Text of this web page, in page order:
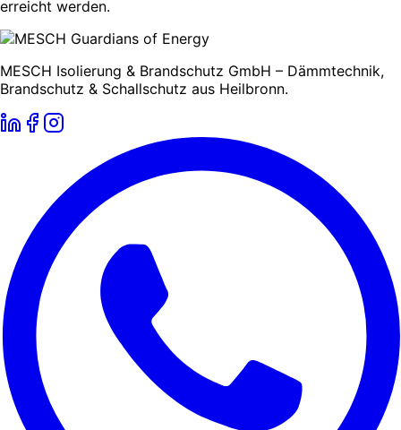
erreicht werden.
MESCH Isolierung & Brandschutz GmbH – Dämmtechnik,
Brandschutz & Schallschutz aus Heilbronn.